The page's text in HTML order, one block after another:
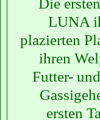
LUNA
plazierten
ihren
Futter-
ersten